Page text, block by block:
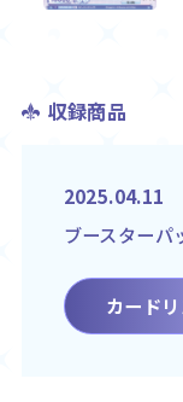
収録商品
2025.04.11
ブースターパ
カード